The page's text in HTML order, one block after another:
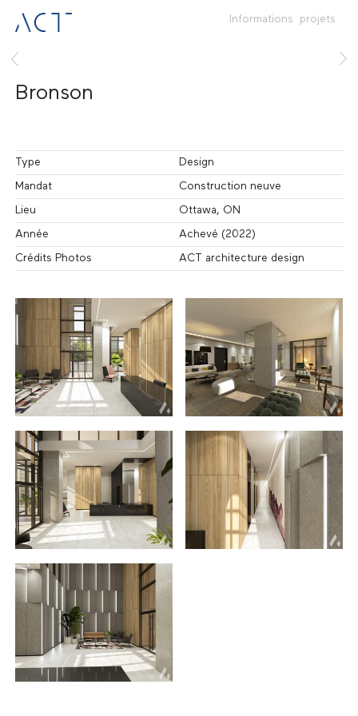
Informations projets
Bronson
Type Design
Mandat Construction neuve
Lieu Ottawa, ON
Année Achevé (2022)
Crédits Photos ACT architecture design